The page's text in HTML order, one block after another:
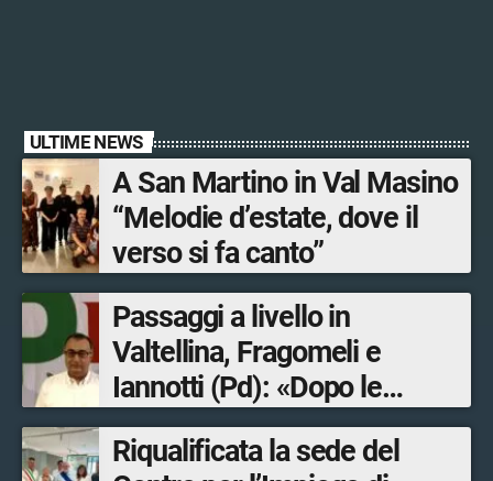
ULTIME NEWS
A San Martino in Val Masino
“Melodie d’estate, dove il
verso si fa canto”
Passaggi a livello in
Valtellina, Fragomeli e
Iannotti (Pd): «Dopo le
Olimpiadi solo un terzo delle
opere sostitutive sarà
Riqualificata la sede del